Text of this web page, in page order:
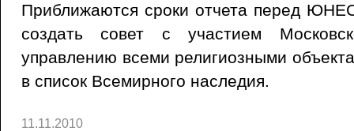
Приближаются сроки отчета перед
создать совет с участием
управлению всеми религиозными
в список Всемирного наследия.
11.11.2010